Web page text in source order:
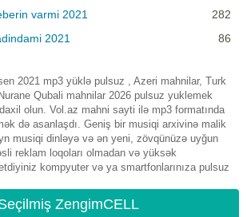
varmi 2021
282
2021
86
2021 mp3 yüklə pulsuz , Azeri mahnilar, Turk
Qubali mahnilar 2026 pulsuz yuklemek
olun. Vol.az mahni sayti ilə mp3 formatında
də asanlaşdı. Geniş bir musiqi arxivinə malik
musiqi dinləyə və ən yeni, zövqünüzə uyğun
reklam loqoları olmadan və yüksək
kompyuter və ya smartfonlarınıza pulsuz
ZengimCELL